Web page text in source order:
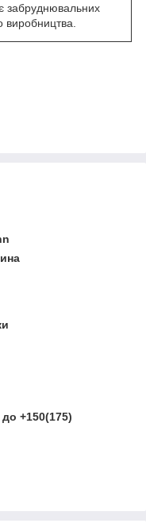
забруднювальних
виробництва.
до +150(175)